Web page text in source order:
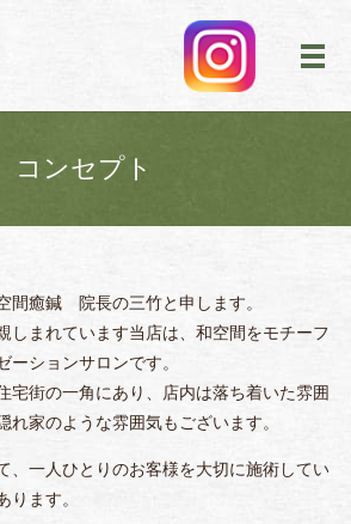
メ
コンセプト
間癒鍼 院長の三竹と申します。
しまれています当店は、和空間をモチーフ
ーションサロンです。
宅街の一角にあり、店内は落ち着いた雰囲
れ家のような雰囲気もございます。
、一人ひとりのお客様を大切に施術してい
ります。